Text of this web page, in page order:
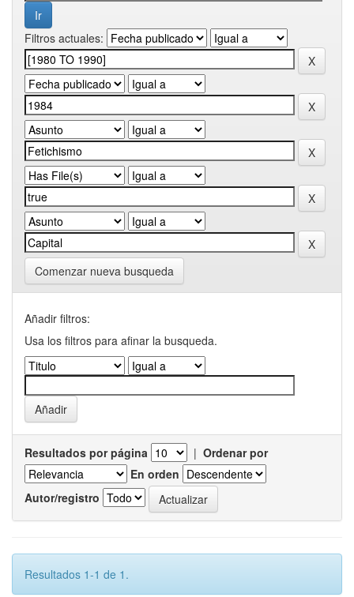
Filtros actuales:
Comenzar nueva busqueda
Añadir filtros:
Usa los filtros para afinar la busqueda.
Resultados por página | Ordenar por
En orden
Autor/registro
Resultados 1-1 de 1.